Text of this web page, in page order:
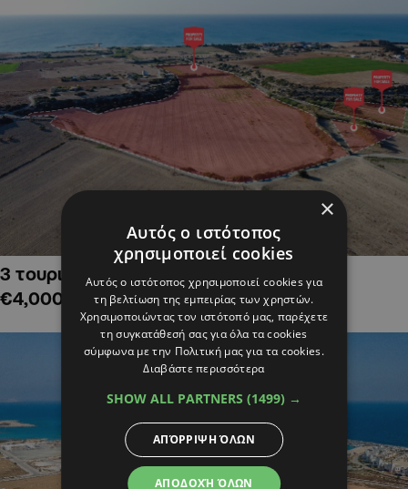
3 τουριστικά χωράφια στην Αλαμινό,
€4,000,000
×
Αυτός ο ιστότοπος
χρησιμοποιεί cookies
Αυτός ο ιστότοπος χρησιμοποιεί cookies για
τη βελτίωση της εμπειρίας των χρηστών.
Χρησιμοποιώντας τον ιστότοπό μας, παρέχετε
τη συγκατάθεσή σας για όλα τα cookies
σύμφωνα με την Πολιτική μας για τα cookies.
Διαβάστε περισσότερα
SHOW ALL PARTNERS (1499) →
ΑΠΟΔΟΧΉ ΌΛΩΝ
ΑΠΌΡΡΙΨΗ ΌΛΩΝ